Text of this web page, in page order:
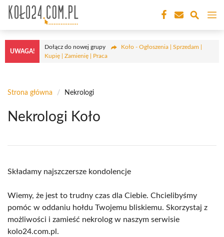
Przejdź
treści
UWAGA!
Dołącz do nowej grupy
Koło - Ogłoszenia | Sprzedam |
Kupię | Zamienię | Praca
Strona główna / Nekrologi
Nekrologi Koło
Składamy najszczersze kondolencje
Wiemy, że jest to trudny czas dla Ciebie. Chcielibyśmy
pomóc w oddaniu hołdu Twojemu bliskiemu. Skorzystaj z
możliwości i zamieść nekrolog w naszym serwisie
kolo24.com.pl.